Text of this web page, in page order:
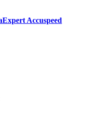
Accuspeed